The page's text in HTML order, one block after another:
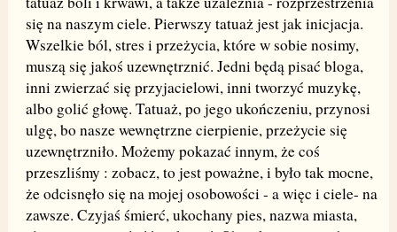
się na naszym ciele. Pierwszy tatuaż jest jak inicjacja.
Wszelkie ból, stres i przeżycia, które w sobie nosimy,
muszą się jakoś uzewnętrznić. Jedni będą pisać bloga,
inni zwierzać się przyjacielowi, inni tworzyć muzykę,
albo golić głowę. Tatuaż, po jego ukończeniu, przynosi
ulgę, bo nasze wewnętrzne cierpienie, przeżycie się
uzewnętrzniło. Możemy pokazać innym, że coś
przeszliśmy : zobacz, to jest poważne, i było tak mocne,
że odcisnęło się na mojej osobowości - a więc i ciele- na
zawsze. Czyjaś śmierć, ukochany pies, nazwa miasta,